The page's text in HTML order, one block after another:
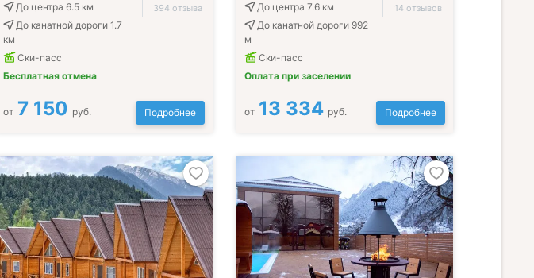
До центра 6.5 км
До канатной дороги 1.7
км
Ски-пасс
Бесплатная отмена
394 отзыва
от 7 150 руб. Подробнее
До центра 7.6 км
До канатной дороги 992
м
Ски-пасс
Оплата при заселении
14 отзывов
от 13 334 руб. Подробнее